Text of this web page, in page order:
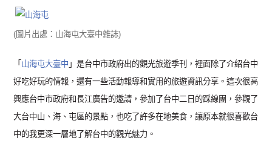
(圖片出處：山海屯大臺中雜誌)
「 山海屯大臺中 」是台中市政府出的觀光旅遊季刊，裡面除了介紹台中
好吃好玩的情報，還有一些活動報導和實用的旅遊資訊分享。這次很高
興應台中市政府和長江廣告的邀請，參加了台中二日的踩線團，參觀了
大台中山、海、屯區的景點，也吃了許多在地美食，讓原本就很喜歡台
中的我更深一層地了解台中的觀光魅力。